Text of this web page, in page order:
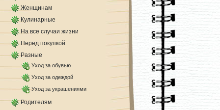
Женщинам
Кулинарные
На все случаи жизни
Перед покупкой
Разные
Уход за обувью
Уход за одеждой
Уход за украшениями
Родителям